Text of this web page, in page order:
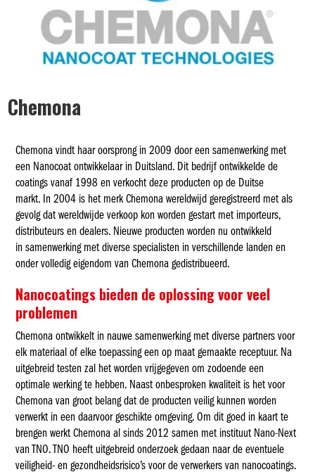
Chemona
Chemona vindt haar oorsprong in 2009 door een samenwerking met
een Nanocoat ontwikkelaar in Duitsland. Dit bedrijf ontwikkelde de
coatings vanaf 1998 en verkocht deze producten op de Duitse
markt. In 2004 is het merk Chemona wereldwijd geregistreerd met als
gevolg dat wereldwijde verkoop kon worden gestart met importeurs,
distributeurs en dealers. Nieuwe producten worden nu ontwikkeld
in samenwerking met diverse specialisten in verschillende landen en
onder volledig eigendom van Chemona gedistribueerd.
Nanocoatings bieden de oplossing voor veel
problemen
Chemona ontwikkelt in nauwe samenwerking met diverse partners voor
elk materiaal of elke toepassing een op maat gemaakte receptuur. Na
uitgebreid testen zal het worden vrijgegeven om zodoende een
optimale werking te hebben. Naast onbesproken kwaliteit is het voor
Chemona van groot belang dat de producten veilig kunnen worden
verwerkt in een daarvoor geschikte omgeving. Om dit goed in kaart te
brengen werkt Chemona al sinds 2012 samen met instituut Nano-Next
van TNO. TNO heeft uitgebreid onderzoek gedaan naar de eventuele
veiligheid- en gezondheidsrisico’s voor de verwerkers van nanocoatings.